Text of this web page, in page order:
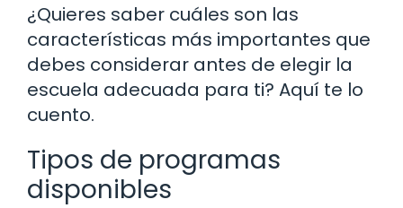
¿Quieres saber cuáles son las
características más importantes que
debes considerar antes de elegir la
escuela adecuada para ti? Aquí te lo
cuento.
Tipos de programas
disponibles